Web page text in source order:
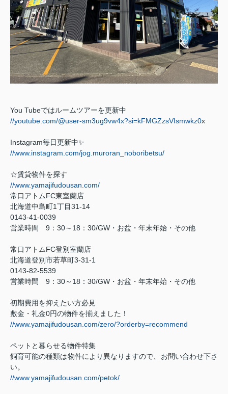
You Tubeではルームツアーを更新中
//youtube.com/@user-sm3ug9vw4x?si=kFMGZzsVIsmwkz0x
Instagram毎日更新中✨
//www.instagram.com/jog.muroran_noboribetsu/
☆賃貸物件を探す
//www.yamajifudousan.com/
常口アトムFC東室蘭店
北海道中島町1丁目31-14
0143-41-0039
営業時間 9 ： 30～ 18 ： 30/GW ・お盆・年末年始・その他
常口アトムFC登別室蘭店
北海道登別市若草町3-31-1
0143-82-5539
営業時間 9 ： 30～ 18 ： 30/GW ・お盆・年末年始・その他
初期費用を抑えたい方必見
敷金・礼金0円の物件を揃えました！
//www.yamajifudousan.com/zero/?orderby=recommend
ペットと暮らせる物件特集
飼育可能の種類は物件により異なりますので、お問い合わせ下さ
い。
//www.yamajifudousan.com/petok/